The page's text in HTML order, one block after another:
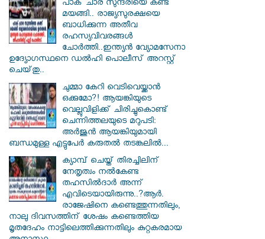
പാക് ചാര സുന്ദരിയെ കണ്ട്
മയങ്ങി.. രാജ്യസുരക്ഷയെ
ബാധിക്കുന്ന അതീവ
രഹസ്യവിവരങ്ങൾ
ചോർത്തി..ഇന്ത്യൻ വ്യോമസേനാ
ഉദ്യോഗസ്ഥനെ ഡൽഹി പൊലീസ് അറസ്റ്റ്
ചെയ്‌തു..
ചുമ്മാ കേറി വെടിവെയ്ക്കാൻ
ഒക്കുമോ?! ആയങ്കിയുടെ
വെല്ലുവിളിക്ക് ചിരിച്ചുകൊണ്ട്
ചെന്നിത്തലയുടെ മറുപടി:
അർജുൻ ആയങ്കിയുമായി
ബന്ധമുള്ള എട്ടുപേർ കരുതൽ തടങ്കലിൽ...
ക്യാമ്പ് ചെയ്ത് തിരച്ചിലിന്
നേതൃത്വം നല്‍കേണ്ട
തഹസില്‍ദാര്‍ അന്ന്
എവിടെയായിരുന്നു..?ആര്‍.
രാജേഷിനെ കണ്ടെത്തുന്നതിലും,
നാലു ദിവസത്തിന് ശേഷം കണ്ടെത്തിയ
മൃതദേഹം നാട്ടിലെത്തിക്കുന്നതിലും കുറ്റകരമായ